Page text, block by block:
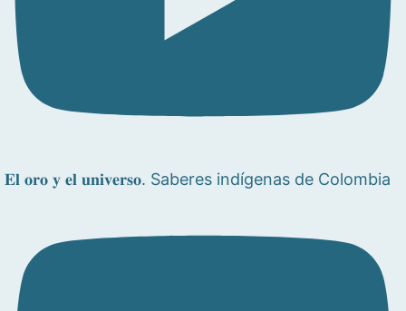
𝐄𝐥 𝐨𝐫𝐨 𝐲 𝐞𝐥 𝐮𝐧𝐢𝐯𝐞𝐫𝐬𝐨. Saberes indígenas de Colombia